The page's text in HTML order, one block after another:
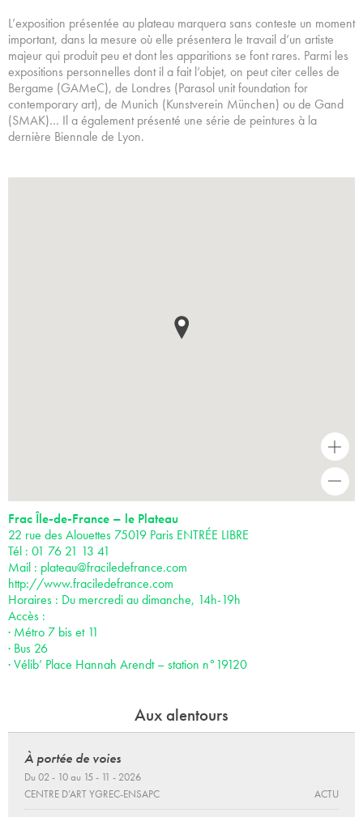
L’exposition présentée au plateau marquera sans conteste un moment
important, dans la mesure où elle présentera le travail d’un artiste
majeur qui produit peu et dont les apparitions se font rares. Parmi les
expositions personnelles dont il a fait l’objet, on peut citer celles de
Bergame (GAMeC), de Londres (Parasol unit foundation for
contemporary art), de Munich (Kunstverein München) ou de Gand
(SMAK)… Il a également présenté une série de peintures à la
dernière Biennale de Lyon.
+
Frac Île-de-France – le Plateau
22 rue des Alouettes 75019 Paris ENTRÉE LIBRE
Tél : 01 76 21 13 41
Mail : plateau@fraciledefrance.com
http://www.fraciledefrance.com
Horaires : Du mercredi au dimanche, 14h-19h
Accès :
· Métro 7 bis et 11
· Bus 26
· Vélib’ Place Hannah Arendt – station n°19120
Aux alentours
À portée de voies
Du 02 - 10 au 15 - 11 - 2026
CENTRE D’ART YGREC-ENSAPC
ACTU